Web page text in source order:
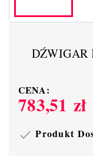
DŹWIGAR
CENA:
783,51 zł
 Produkt